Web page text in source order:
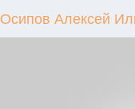
Осипов Алексей